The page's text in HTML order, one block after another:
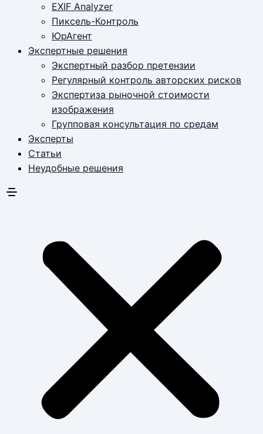
EXIF Analyzer
Пиксель-Контроль
ЮрАгент
Экспертные решения
Экспертный разбор претензии
Регулярный контроль авторских рисков
Экспертиза рыночной стоимости
изображения
Групповая консультация по средам
Эксперты
Статьи
Неудобные решения